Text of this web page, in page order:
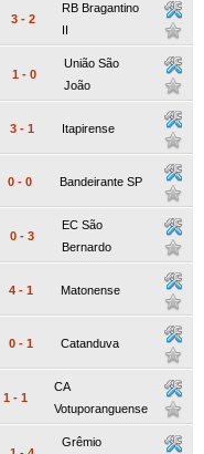
3 - 2
RB Bragantino
II
1 - 0
União São
João
3 - 1 Itapirense
0 - 0 Bandeirante SP
0 - 3
EC São
Bernardo
4 - 1 Matonense
0 - 1 Catanduva
1 - 1
CA
Votuporanguense
Grêmio